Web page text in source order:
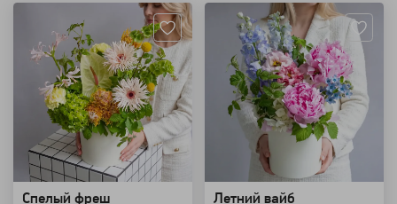
Спелый фреш Летний вайб